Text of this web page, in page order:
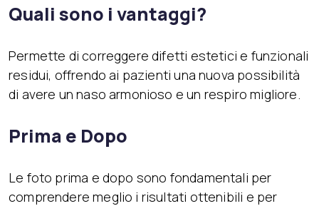
Quali sono i vantaggi?
Permette di correggere difetti estetici e funzionali
residui, offrendo ai pazienti una nuova possibilità
di avere un naso armonioso e un respiro migliore.
Prima e Dopo
Le foto prima e dopo sono fondamentali per
comprendere meglio i risultati ottenibili e per